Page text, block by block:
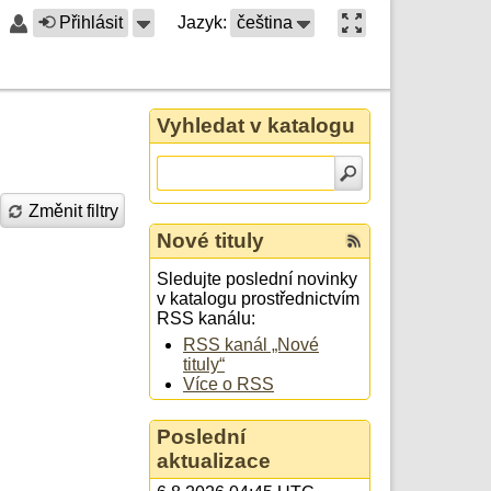
Přihlásit Jazyk: čeština
Změnit filtry
Vyhledat v katalogu
Nové tituly
Sledujte poslední novinky
v katalogu prostřednictvím
RSS kanálu:
RSS kanál „Nové
tituly“
Více o RSS
Poslední
aktualizace